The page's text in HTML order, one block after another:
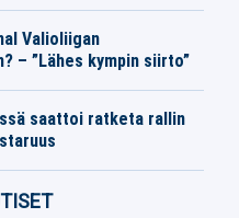
Valioliigan
– ”Lähes kympin siirto”
saattoi ratketa rallin